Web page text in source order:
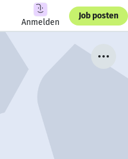
Anmelden
Job posten